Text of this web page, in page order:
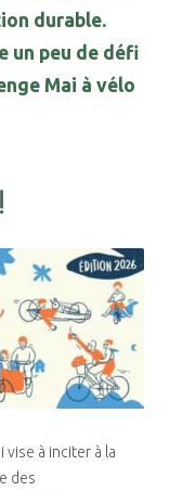
durable.
un peu de défi
Mai à vélo
à inciter à la
des